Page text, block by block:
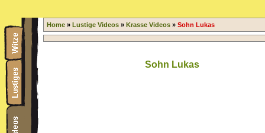
Home » Lustige Videos » Krasse Videos » Sohn Lukas
Sohn Lukas